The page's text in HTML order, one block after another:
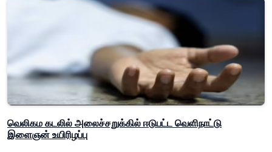
வெலிகம கடலில் அலைச்சறுக்கில் ஈடுபட்ட வெளிநாட்டு
இளைஞன் உயிரிழப்பு